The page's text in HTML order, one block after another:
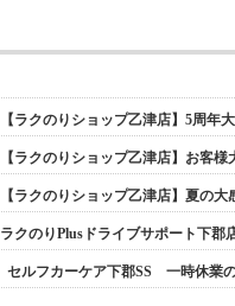
【ラクのりショップ乙津店】5周年
【ラクのりショップ乙津店】お客様
【ラクのりショップ乙津店】夏の大
ラクのりPlusドライブサポート下郡
セルフカーケア下郡SS 一時休業